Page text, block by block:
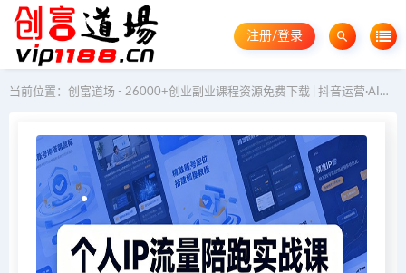
注册/登录
当前位置： 创富道场 - 26000+创业副业课程资源免费下载 | 抖音运营·AI教程·GEO优化